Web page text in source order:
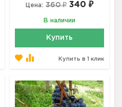
Цена: 360 ₽ 340 ₽
В наличии
Купить
Купить в 1 клик